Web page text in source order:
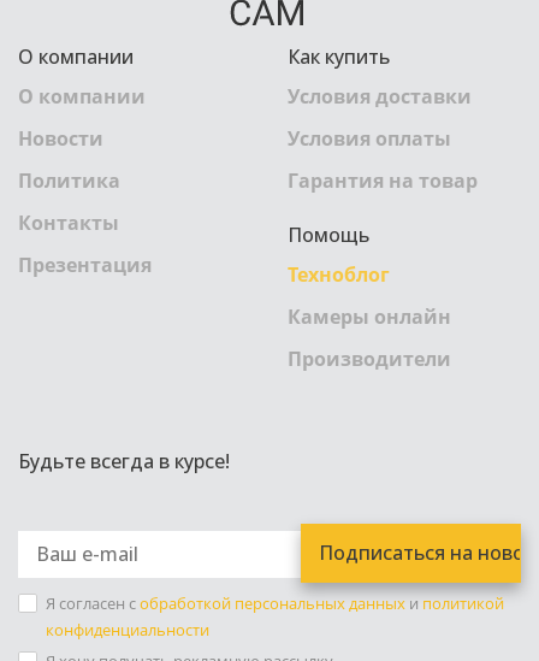
О компании
О компании
Новости
Политика
Контакты
Презентация
Как купить
Условия доставки
Условия оплаты
Гарантия на товар
Помощь
Техноблог
Камеры онлайн
Производители
Будьте всегда в курсе!
Я согласен собработкой персональных данных и политикой
конфиденциальности